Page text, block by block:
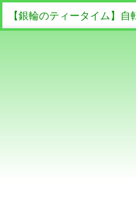
【銀輪のティータイム】